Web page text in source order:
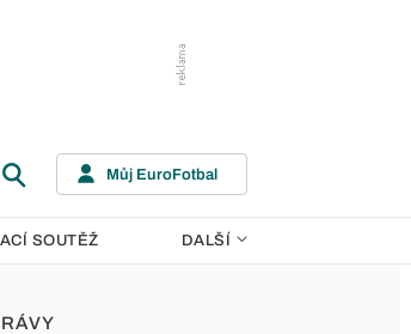
Můj EuroFotbal
SOUTĚŽ DALŠÍ